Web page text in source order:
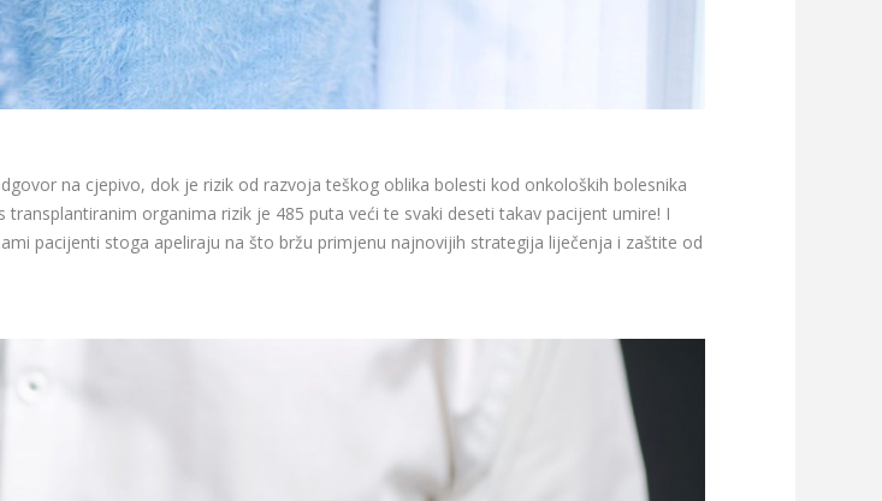
na cjepivo, dok je rizik od razvoja teškog oblika bolesti kod onkoloških bolesnika
organima rizik je 485 puta veći te svaki deseti takav pacijent umire! I
pacijenti stoga apeliraju na što bržu primjenu najnovijih strategija liječenja i zaštite od